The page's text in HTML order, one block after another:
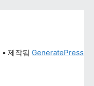
• 제작됨 GeneratePress